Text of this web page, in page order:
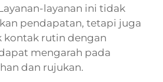
layanan ini tidak
pendapatan, tetapi juga
rutin dengan
mengarah pada
dan rujukan.